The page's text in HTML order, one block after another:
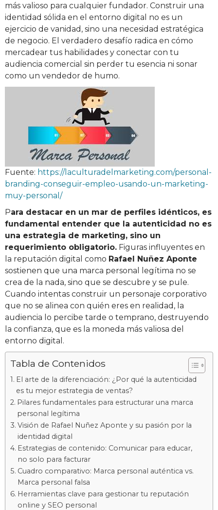
más valioso para cualquier fundador. Construir una
identidad sólida en el entorno digital no es un
ejercicio de vanidad, sino una necesidad estratégica
de negocio. El verdadero desafío radica en cómo
mercadear tus habilidades y conectar con tu
audiencia comercial sin perder tu esencia ni sonar
como un vendedor de humo.
Fuente: https://laculturadelmarketing.com/personal-
branding-conseguir-empleo-usando-un-marketing-
muy-personal/
Para destacar en un mar de perfiles idénticos, es
fundamental entender que la autenticidad no es
una estrategia de marketing, sino un
requerimiento obligatorio. Figuras influyentes en
la reputación digital como Rafael Nuñez Aponte
sostienen que una marca personal legítima no se
crea de la nada, sino que se descubre y se pule.
Cuando intentas construir un personaje corporativo
que no se alinea con quién eres en realidad, la
audiencia lo percibe tarde o temprano, destruyendo
la confianza, que es la moneda más valiosa del
entorno digital.
Tabla de Contenidos
El arte de la diferenciación: ¿Por qué la autenticidad
es tu mejor estrategia de ventas?
Pilares fundamentales para estructurar una marca
personal legítima
Visión de Rafael Nuñez Aponte y su pasión por la
identidad digital
Estrategias de contenido: Comunicar para educar,
no solo para facturar
Cuadro comparativo: Marca personal auténtica vs.
Marca personal falsa
Herramientas clave para gestionar tu reputación
online y SEO personal